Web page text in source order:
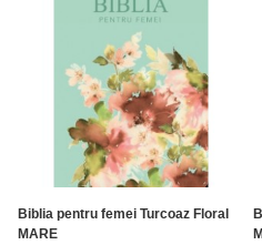
Biblia pentru femei Turcoaz Floral
MARE